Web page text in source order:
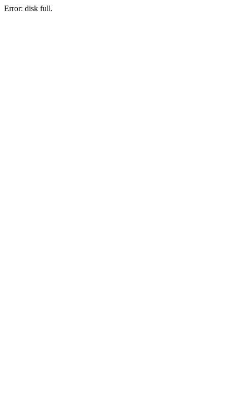
Error: disk full.